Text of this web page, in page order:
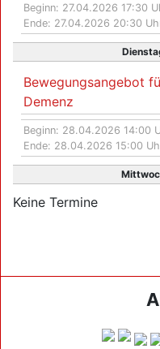
Beginn: 27.04.2026 17:30
Ende: 27.04.2026 20:30
Bewegungsangebot
Demenz
Beginn: 28.04.2026 14:00
Ende: 28.04.2026 15:00
Keine Termine